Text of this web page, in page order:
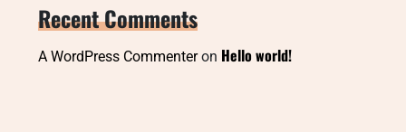
Recent Comments
A WordPress Commenteron Hello world!